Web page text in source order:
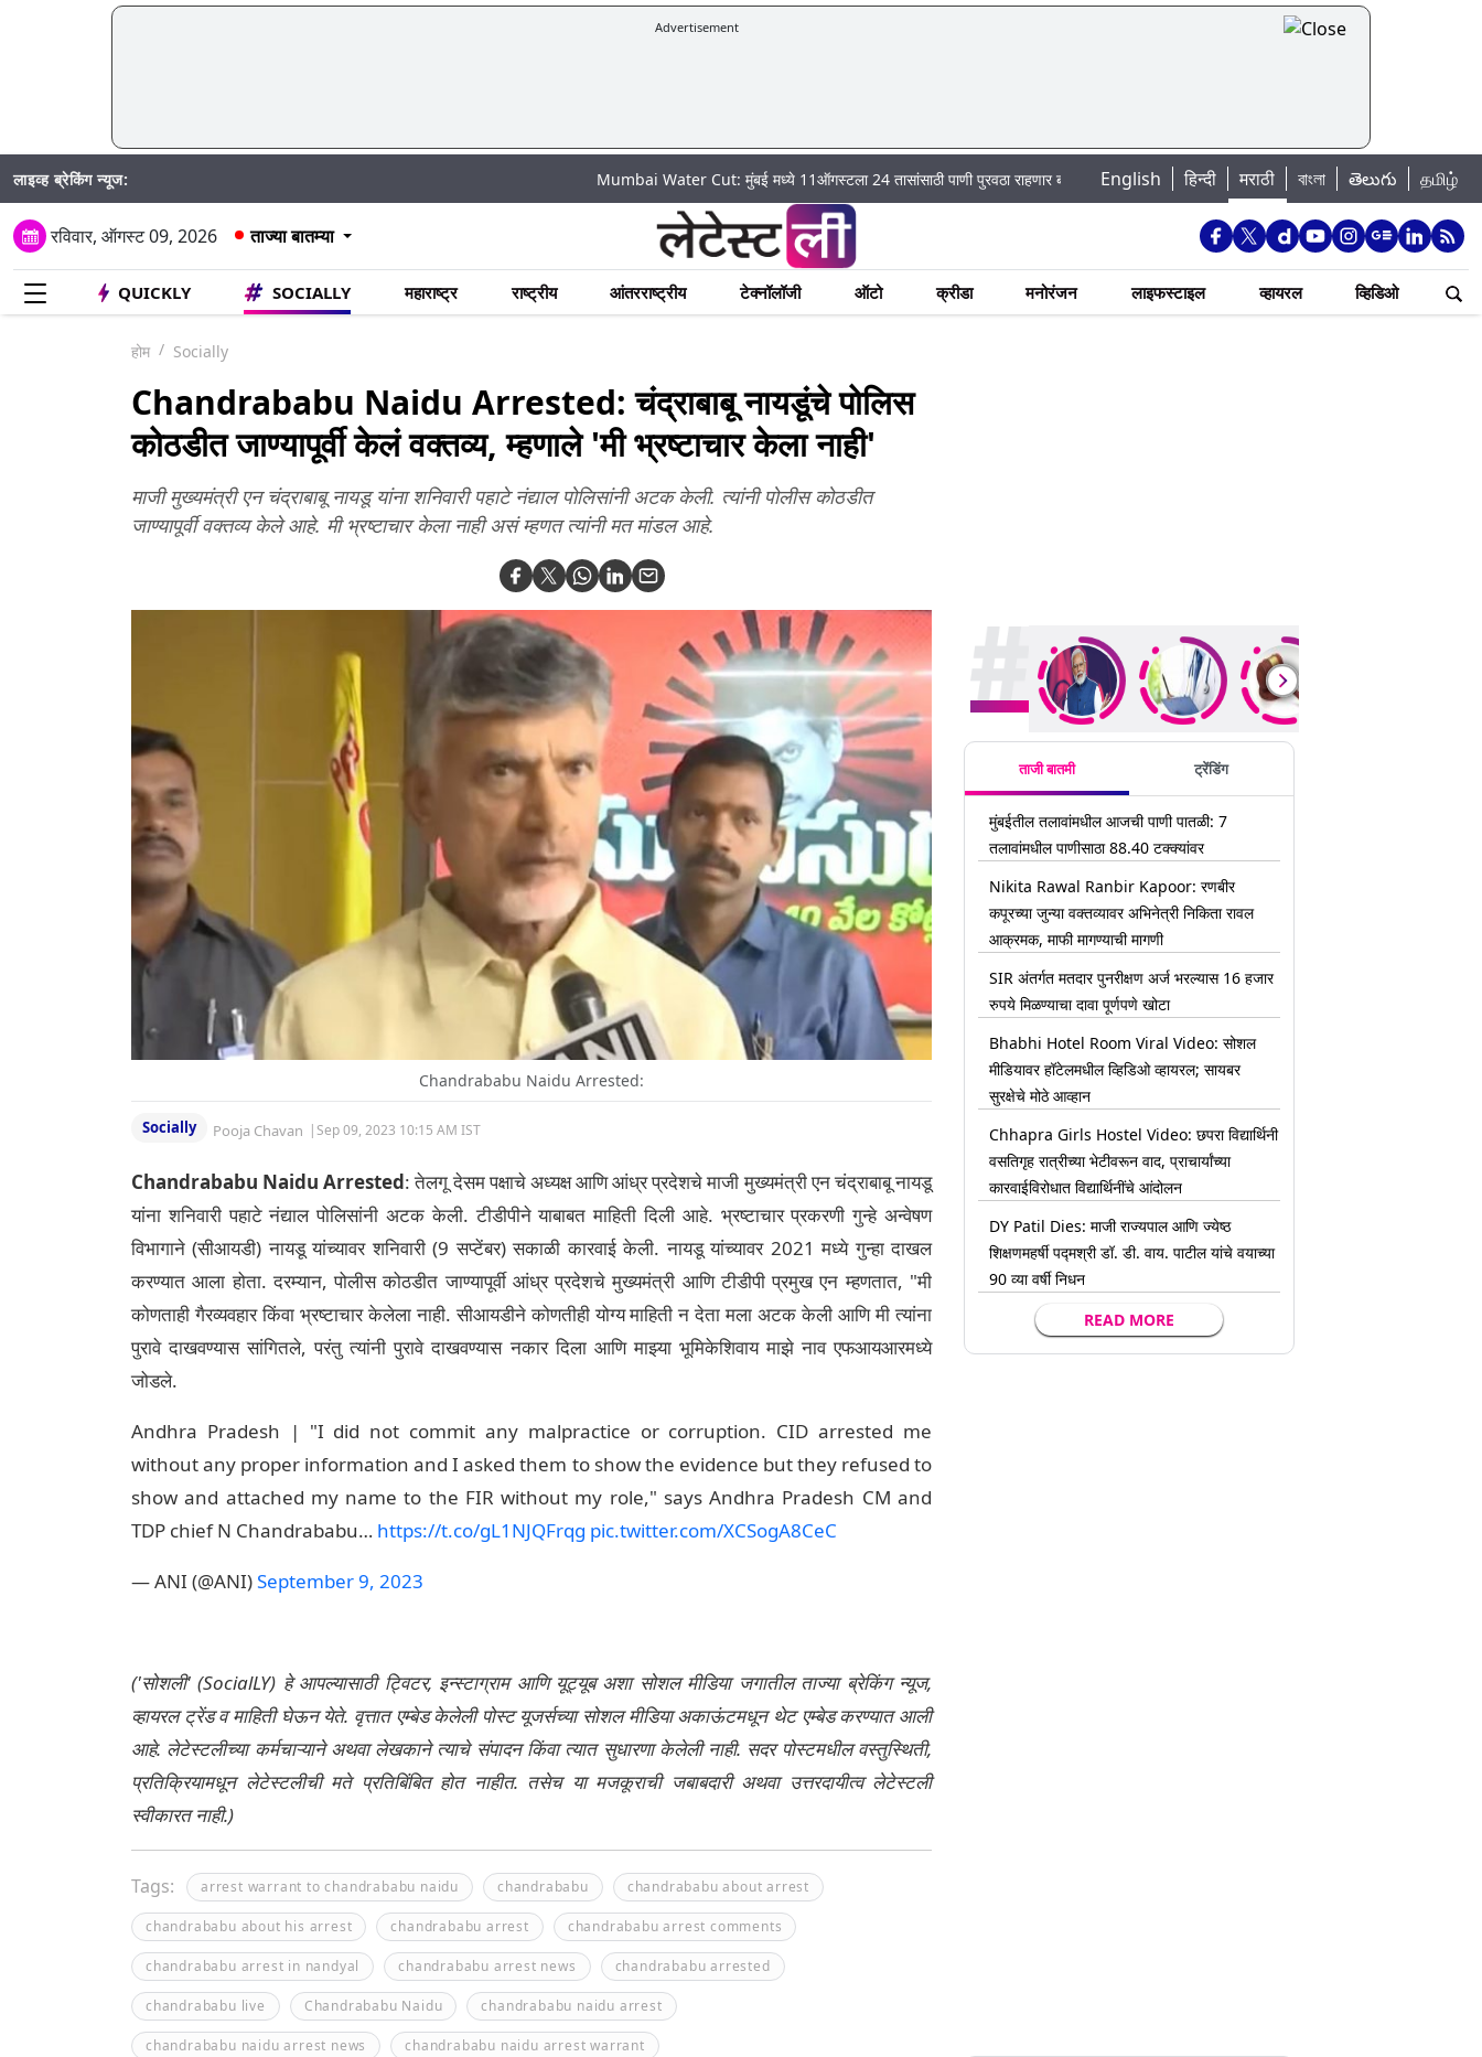
Advertisement
लाइव्ह ब्रेकिंग न्यूज: Mumbai Water Cut: मुंबई मध्ये 11ऑगस्टला 24 तासांसाठी पाणी पुरवठा राहणार बंद; पहा कुठे असेल पाणी बंद|Madhur Satta Matka: मधूर सट्टा मटका बद्दल काही
English हिन्दी मराठी বাংলা తెలుగు தமிழ்
रविवार, ऑगस्ट 09, 2026 ताज्या बातम्या
QUICKLY SOCIALLY महाराष्ट्र राष्ट्रीय आंतरराष्ट्रीय टेक्नॉलॉजी ऑटो क्रीडा मनोरंजन लाइफस्टाइल व्हायरल व्हिडिओ
होम Socially
Chandrababu Naidu Arrested: चंद्राबाबू नायडूंचे पोलिस
कोठडीत जाण्यापूर्वी केलं वक्तव्य, म्हणाले 'मी भ्रष्टाचार केला नाही'
माजी मुख्यमंत्री एन चंद्राबाबू नायडू यांना शनिवारी पहाटे नंद्याल पोलिसांनी अटक केली. त्यांनी पोलीस कोठडीत
जाण्यापूर्वी वक्तव्य केले आहे. मी भ्रष्टाचार केला नाही असं म्हणत त्यांनी मत मांडल आहे.
Chandrababu Naidu Arrested:
Socially Pooja Chavan |Sep 09, 2023 10:15 AM IST
Chandrababu Naidu Arrested: तेलगू देसम पक्षाचे अध्यक्ष आणि आंध्र प्रदेशचे माजी मुख्यमंत्री एन चंद्राबाबू नायडू
यांना शनिवारी पहाटे नंद्याल पोलिसांनी अटक केली. टीडीपीने याबाबत माहिती दिली आहे. भ्रष्टाचार प्रकरणी गुन्हे अन्वेषण
विभागाने (सीआयडी) नायडू यांच्यावर शनिवारी (9 सप्टेंबर) सकाळी कारवाई केली. नायडू यांच्यावर 2021 मध्ये गुन्हा दाखल
करण्यात आला होता. दरम्यान, पोलीस कोठडीत जाण्यापूर्वी आंध्र प्रदेशचे मुख्यमंत्री आणि टीडीपी प्रमुख एन म्हणतात, "मी
कोणताही गैरव्यवहार किंवा भ्रष्टाचार केलेला नाही. सीआयडीने कोणतीही योग्य माहिती न देता मला अटक केली आणि मी त्यांना
पुरावे दाखवण्यास सांगितले, परंतु त्यांनी पुरावे दाखवण्यास नकार दिला आणि माझ्या भूमिकेशिवाय माझे नाव एफआयआरमध्ये
जोडले.
Andhra Pradesh | "I did not commit any malpractice or corruption. CID arrested me
without any proper information and I asked them to show the evidence but they refused to
show and attached my name to the FIR without my role," says Andhra Pradesh CM and
TDP chief N Chandrababu… https://t.co/gL1NJQFrqg pic.twitter.com/XCSogA8CeC
— ANI (@ANI)September 9, 2023
('सोशली' (SocialLY) हे आपल्यासाठी ट्विटर, इन्स्टाग्राम आणि यूट्यूब अशा सोशल मीडिया जगातील ताज्या ब्रेकिंग न्यूज,
व्हायरल ट्रेंड व माहिती घेऊन येते. वृत्तात एम्बेड केलेली पोस्ट यूजर्सच्या सोशल मीडिया अकाऊंटमधून थेट एम्बेड करण्यात आली
आहे. लेटेस्टलीच्या कर्मचाऱ्याने अथवा लेखकाने त्याचे संपादन किंवा त्यात सुधारणा केलेली नाही. सदर पोस्टमधील वस्तुस्थिती,
प्रतिक्रियामधून लेटेस्टलीची मते प्रतिबिंबित होत नाहीत. तसेच या मजकूराची जबाबदारी अथवा उत्तरदायीत्व लेटेस्टली
स्वीकारत नाही.)
Tags: arrest warrant to chandrababu naidu chandrababu chandrababu about arrest
chandrababu about his arrest chandrababu arrest chandrababu arrest comments
chandrababu arrest in nandyal chandrababu arrest news chandrababu arrested
chandrababu live Chandrababu Naidu chandrababu naidu arrest
chandrababu naidu arrest news chandrababu naidu arrest warrant
ताजी बातमी ट्रेंडिंग
मुंबईतील तलावांमधील आजची पाणी पातळी: 7
तलावांमधील पाणीसाठा 88.40 टक्क्यांवर
Nikita Rawal Ranbir Kapoor: रणबीर
कपूरच्या जुन्या वक्तव्यावर अभिनेत्री निकिता रावल
आक्रमक, माफी मागण्याची मागणी
SIR अंतर्गत मतदार पुनरीक्षण अर्ज भरल्यास 16 हजार
रुपये मिळण्याचा दावा पूर्णपणे खोटा
Bhabhi Hotel Room Viral Video: सोशल
मीडियावर हॉटेलमधील व्हिडिओ व्हायरल; सायबर
सुरक्षेचे मोठे आव्हान
Chhapra Girls Hostel Video: छपरा विद्यार्थिनी
वसतिगृह रात्रीच्या भेटीवरून वाद, प्राचार्यांच्या
कारवाईविरोधात विद्यार्थिनींचे आंदोलन
DY Patil Dies: माजी राज्यपाल आणि ज्येष्ठ
शिक्षणमहर्षी पद्मश्री डॉ. डी. वाय. पाटील यांचे वयाच्या
90 व्या वर्षी निधन
READ MORE